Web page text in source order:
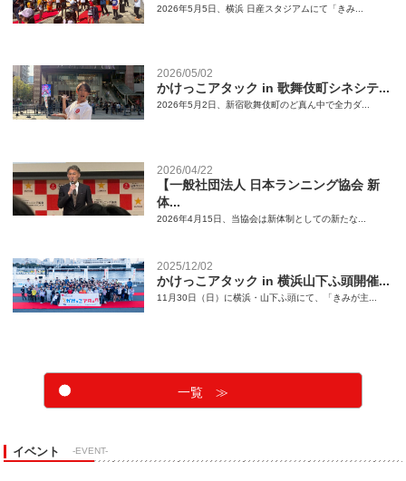
2026年5月5日、横浜 日産スタジアムにて「きみ...
2026/05/02
かけっこアタック in 歌舞伎町シネシテ...
2026年5月2日、新宿歌舞伎町のど真ん中で全力ダ...
2026/04/22
【一般社団法人 日本ランニング協会 新
体...
2026年4月15日、当協会は新体制としての新たな...
2025/12/02
かけっこアタック in 横浜山下ふ頭開催...
11月30日（日）に横浜・山下ふ頭にて、「きみが主...
一覧 ≫
イベント -EVENT-